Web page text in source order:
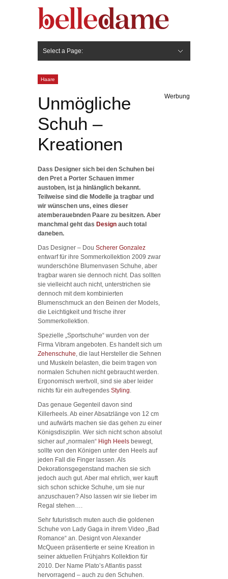
Select a Page:
Haare
Unmögliche
Schuh –
Kreationen
Werbung
Dass Designer sich bei den Schuhen bei
den Pret a Porter Schauen immer
austoben, ist ja hinlänglich bekannt.
Teilweise sind die Modelle ja tragbar und
wir wünschen uns, eines dieser
atemberauebnden Paare zu besitzen. Aber
manchmal geht das Design auch total
daneben.
Das Designer – Dou Scherer Gonzalez
entwarf für ihre Sommerkollektion 2009 zwar
wunderschöne Blumenvasen Schuhe, aber
tragbar waren sie dennoch nicht. Das sollten
sie vielleicht auch nicht, unterstrichen sie
dennoch mit dem kombinierten
Blumenschmuck an den Beinen der Models,
die Leichtigkeit und frische ihrer
Sommerkollektion.
Spezielle „Sportschuhe“ wurden von der
Firma Vibram angeboten. Es handelt sich um
Zehenschuhe , die laut Hersteller die Sehnen
und Muskeln belasten, die beim tragen von
normalen Schuhen nicht gebraucht werden.
Ergonomisch wertvoll, sind sie aber leider
nichts für ein aufregendes Styling
Das genaue Gegenteil davon sind
Killerheels. Ab einer Absatzlänge von 12 cm
und aufwärts machen sie das gehen zu einer
Königsdisziplin. Wer sich nicht schon absolut
sicher auf „normalen“ High Heels bewegt,
sollte von den Königen unter den Heels auf
jeden Fall die Finger lassen. Als
Dekorationsgegenstand machen sie sich
jedoch auch gut. Aber mal ehrlich, wer kauft
sich schon schicke Schuhe, um sie nur
anzuschauen? Also lassen wir sie lieber im
Regal stehen….
Sehr futuristisch muten auch die goldenen
Schuhe von Lady Gaga in ihrem Video „Bad
Romance“ an. Designt von Alexander
McQueen präsentierte er seine Kreation in
seiner aktuellen Frühjahrs Kollektion für
2010. Der Name Plato’s Atlantis passt
hervorragend – auch zu den Schuhen.